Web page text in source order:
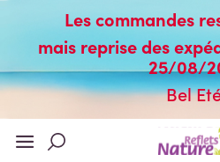
Les commandes
mais reprise des
25/08/
Bel